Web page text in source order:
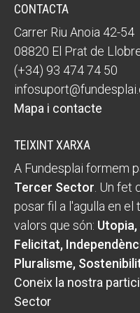
CONTACTA
Carrer Riu Anoia 42-54
08820 El Prat de
(+34) 93 474 74 50
Mapa i contacte
TEIXINT XARXA
A Fundesplai formem
Tercer Sector . Un
posar fil a l'agulla en
valors que són:
Felicitat,
Pluralisme,
Coneix la nostra
Sector